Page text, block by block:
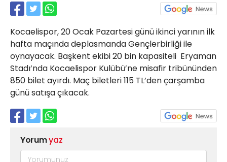
Kocaelispor, 20 Ocak Pazartesi günü ikinci yarının ilk
hafta maçında deplasmanda Gençlerbirliği ile
oynayacak. Başkent ekibi 20 bin kapasiteli Eryaman
Stadı’nda Kocaelispor Kulübü’ne misafir tribününden
850 bilet ayırdı. Maç biletleri 115 TL’den çarşamba
günü satışa çıkacak.
Yorumyaz
02624132333
haber@golcukpostasi.com